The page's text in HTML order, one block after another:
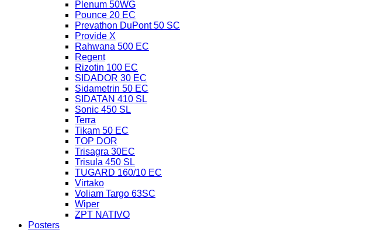
Plenum 50WG
Pounce 20 EC
Prevathon DuPont 50 SC
Provide X
Rahwana 500 EC
Regent
Rizotin 100 EC
SIDADOR 30 EC
Sidametrin 50 EC
SIDATAN 410 SL
Sonic 450 SL
Terra
Tikam 50 EC
TOP DOR
Trisagra 30EC
Trisula 450 SL
TUGARD 160/10 EC
Virtako
Voliam Targo 63SC
Wiper
ZPT NATIVO
Posters